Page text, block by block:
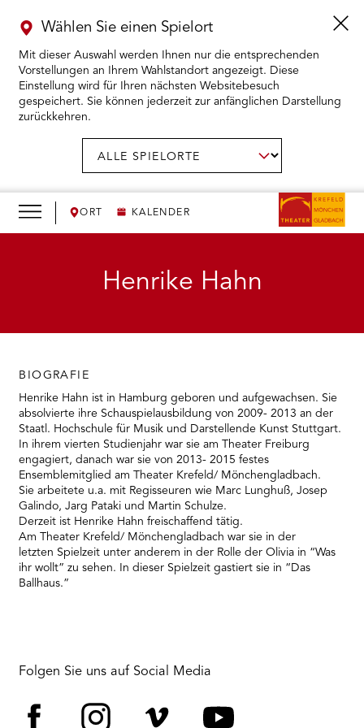
ORT KALENDER
Wählen Sie einen Spielort
Mit dieser Auswahl werden Ihnen nur die entsprechenden
Vorstellungen an Ihrem Wahlstandort angezeigt. Diese
Einstellung wird für Ihren nächsten Websitebesuch
gespeichert. Sie können jederzeit zur anfänglichen Darstellung
zurückkehren.
KARTENKAUF ÖFFNEN
WIR ÖFFNEN
THEATERPÄDAGOGIK ÖFFNEN
Henrike Hahn
BIOGRAFIE
Henrike Hahn ist in Hamburg geboren und aufgewachsen. Sie
absolvierte ihre Schauspielausbildung von 2009- 2013 an der
Staatl. Hochschule für Musik und Darstellende Kunst Stuttgart.
In ihrem vierten Studienjahr war sie am Theater Freiburg
engagiert, danach war sie von 2013- 2015 festes
Ensemblemitglied am Theater Krefeld/ Mönchengladbach.
Sie arbeitete u.a. mit Regisseuren wie Marc Lunghuß, Josep
Galindo, Jarg Pataki und Martin Schulze.
Derzeit ist Henrike Hahn freischaffend tätig.
Am Theater Krefeld/ Mönchengladbach war sie in der
letzten Spielzeit unter anderem in der Rolle der Olivia in “Was
ihr wollt” zu sehen. In dieser Spielzeit gastiert sie in “Das
Ballhaus.”
Folgen Sie uns auf Social Media